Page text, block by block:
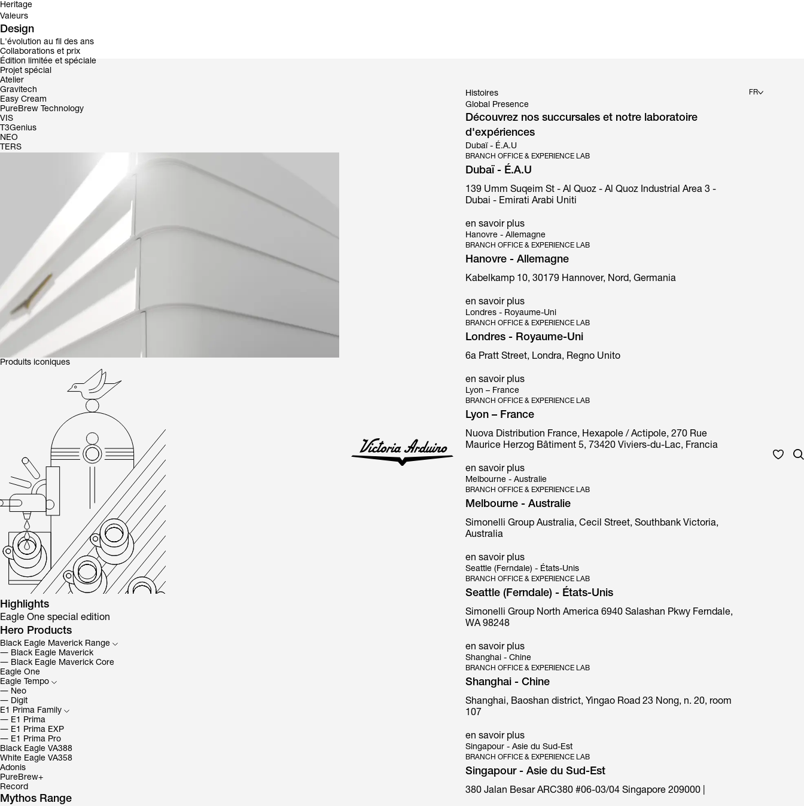
Heritage
Valeurs
Design
L'évolution au fil des ans
Collaborations et prix
Édition limitée et spéciale
Projet spécial
Atelier
Gravitech
Easy Cream
PureBrew Technology
VIS
T3Genius
NEO
TERS
Produits iconiques
Highlights
Eagle One special edition E1 Prima special edition
Hero Products
Black Eagle Maverick Range
― Black Eagle Maverick
― Black Eagle Maverick Core
Eagle One
Eagle Tempo
― Neo
― Digit
E1 Prima Family
― E1 Prima
― E1 Prima EXP
― E1 Prima Pro
Black Eagle VA388
White Eagle VA358
Adonis
PureBrew+
Record
Mythos Range
Histoires
Global Presence
Découvrez nos succursales et notre laboratoire
d'expériences
Dubaï - É.A.U
BRANCH OFFICE & EXPERIENCE LAB
Dubaï - É.A.U
139 Umm Suqeim St - Al Quoz - Al Quoz Industrial Area 3 -
Dubai - Emirati Arabi Uniti
en savoir plus
Hanovre - Allemagne
BRANCH OFFICE & EXPERIENCE LAB
Hanovre - Allemagne
Kabelkamp 10, 30179 Hannover, Nord, Germania
en savoir plus
Londres - Royaume-Uni
BRANCH OFFICE & EXPERIENCE LAB
Londres - Royaume-Uni
6a Pratt Street, Londra, Regno Unito
en savoir plus
Lyon – France
BRANCH OFFICE & EXPERIENCE LAB
Lyon – France
Nuova Distribution France, Hexapole / Actipole, 270 Rue
Maurice Herzog Bâtiment 5, 73420 Viviers-du-Lac, Francia
en savoir plus
Melbourne - Australie
BRANCH OFFICE & EXPERIENCE LAB
Melbourne - Australie
Simonelli Group Australia, Cecil Street, Southbank Victoria,
Australia
en savoir plus
Seattle (Ferndale) - États-Unis
BRANCH OFFICE & EXPERIENCE LAB
Seattle (Ferndale) - États-Unis
Simonelli Group North America 6940 Salashan Pkwy Ferndale,
WA 98248
en savoir plus
Shanghai - Chine
BRANCH OFFICE & EXPERIENCE LAB
Shanghai - Chine
Shanghai, Baoshan district, Yingao Road 23 Nong, n. 20, room
107
en savoir plus
Singapour - Asie du Sud-Est
BRANCH OFFICE & EXPERIENCE LAB
Singapour - Asie du Sud-Est
380 Jalan Besar ARC380 #06-03/04 Singapore 209000 |
FR
E1 Prima EXP
E1 Prima Family
E1 Prima
E1 Prima EXP